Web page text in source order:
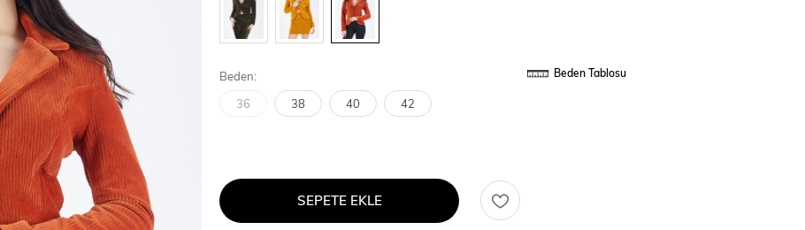
Beden: Beden Tablosu
36 38 40 42
SEPETE EKLE